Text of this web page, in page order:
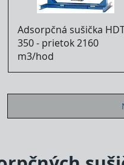
Adsorpčná sušička
350 - prietok 2160
m3/hod